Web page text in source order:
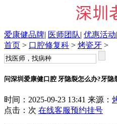
爱康健品牌| 医师团队| 优惠活动|
首页 > 口腔修复科 > 烤瓷牙 >
问深圳爱康健口腔 牙隐裂怎么办?牙隐
时间：2025-09-23 13:41 来源：
点击： 次 在线客服预约挂号